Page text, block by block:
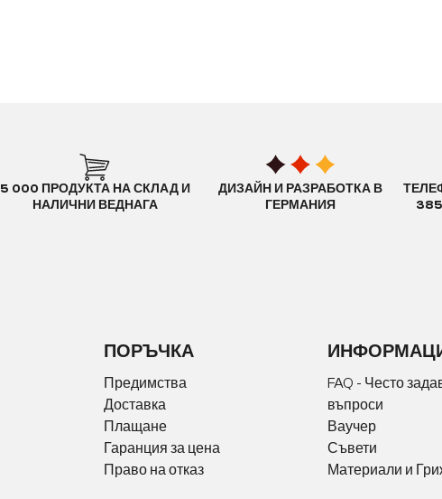
5 000 ПРОДУКТА НА СКЛАД И
НАЛИЧНИ ВЕДНАГА
ДИЗАЙН И РАЗРАБОТКА В
ГЕРМАНИЯ
ПОРЪЧКА
Предимства
Доставка
Плащане
Гаранция за цена
Право на отказ
FAQ - Често
въпроси
Ваучер
Съвети
Материали и